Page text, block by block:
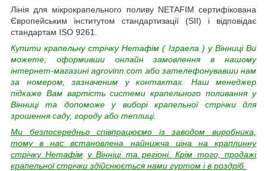
Лінія для мікрокрапельного поливу NETAFIM сертифікована
Європейським інститутом стандартизації (SII) і відповідає
стандартам ISO 9261.
Купити крапельну стрічкуНетафім ( Ізраела ) у Вінниці Ви
можете, оформивши онлайн замовлення в нашому
інтернет-магазиніagrovinn.com або зателефонувавши нам
за номером, зазначеним у контактах. Наш менеджер
підкаже Вам вартість системи крапельного поливання у
Вінниці та допоможе у виборі крапельної стрічки для
зрошення саду, городу або теплиці.
Ми безпосередньо співпрацюємо із заводом виробника,
тому в нас встановлена найнижча ціна на краплинну
стрічкуНетафім у Вінніці та регіоні. Крім того, продажі
крапельної стрічки здійснюється нами гуртом і в роздріб.